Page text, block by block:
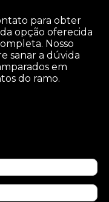
para obter
opção oferecida
Nosso
sanar a dúvida
em
do ramo.